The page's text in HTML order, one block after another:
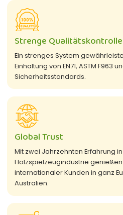
Strenge Qualitätskontrolle
Ein strenges System
Einhaltung von EN71, ASTM
Sicherheitsstandards.
Global Trust
Mit zwei Jahrzehnten Erfahrung
Holzspielzeugindustrie
internationaler Kunden in ganz
Australien.